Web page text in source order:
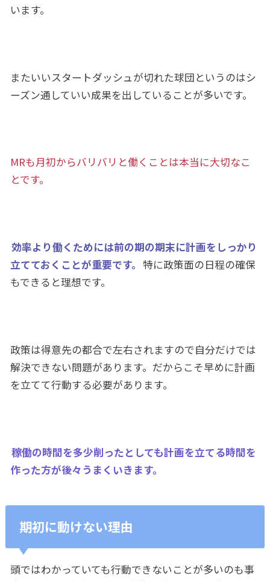
います。
またいいスタートダッシュが切れた球団というのはシ
ーズン通していい成果を出していることが多いです。
MRも月初からバリバリと働くことは本当に大切なこ
とです。
効率より働くためには前の期の期末に計画をしっかり
立てておくことが重要です。 特に政策面の日程の確保
もできると理想です。
政策は得意先の都合で左右されますので自分だけでは
解決できない問題があります。だからこそ早めに計画
を立てて行動する必要があります。
稼働の時間を多少削ったとしても計画を立てる時間を
作った方が後々うまくいきます。
期初に動けない理由
頭ではわかっていても行動できないことが多いのも事